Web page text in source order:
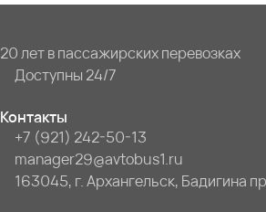
20 лет в пассажирских перевозках
Доступны 24/7
Контакты
+7 (921) 242-50-13
manager29@avtobus1.ru
163045, г. Архангельск, Бадигина